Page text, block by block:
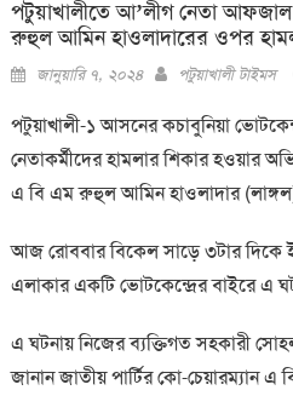
পটুয়াখালীতে আ’লীগ নেতা আফজাল
রুহুল আমিন হাওলাদারের ওপর
Posted
জানুয়ারি ৭, ২০২৪ Author
পটুয়াখালী টাইমস
পটুয়াখালী-১ আসনের কচাবুনিয়া
নেতাকর্মীদের হামলার শিকার হওয়ার
এ বি এম রুহুল আমিন হাওলাদার
আজ রোববার বিকেল সাড়ে ৩টার দিকে
এলাকার একটি ভোটকেন্দ্রের বাইরে এ
এ ঘটনায় নিজের ব্যক্তিগত সহকারী
জানান জাতীয় পার্টির কো-চেয়ারম্যান